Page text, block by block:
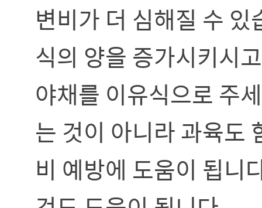
변비가 더 심해질 수
식의 양을 증가시키시
야채를 이유식으로 주
는 것이 아니라 과육도
비 예방에 도움이 됩니